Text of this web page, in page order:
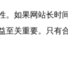
如果网站长时
关重要。只